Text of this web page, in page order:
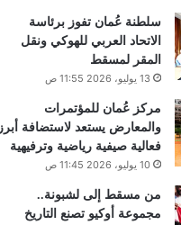
سلطنة عُمان تفوز برئاسة
الاتحاد العربي للهوكي ونقل
المقر لمسقط
13 يوليو، 2026 11:55 ص
مركز عُمان للمؤتمرات
والمعارض يستعد لاستضافة أبرز
فعالية صيفية رياضية وترفيهية
10 يوليو، 2026 11:45 ص
من مسقط إلى لشبونة..
مجموعة أوكيو تصنع التاريخ